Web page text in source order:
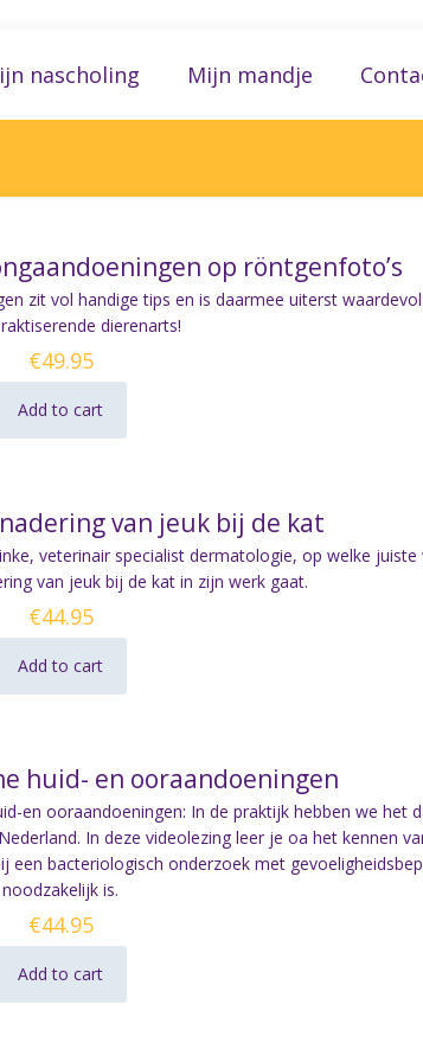
nascholing Mijn mandje
op röntgenfoto’s
zit vol handige tips en is daarmee uiterst
dierenarts!
€49.95
Add to cart
van jeuk bij de kat
veterinair specialist dermatologie, op welke juiste
van jeuk bij de kat in zijn werk gaat.
€44.95
Add to cart
huid- en ooraandoeningen
en ooraandoeningen: In de praktijk hebben we het
In deze videolezing leer je oa het kennen
bacteriologisch onderzoek met
noodzakelijk is.
€44.95
Add to cart